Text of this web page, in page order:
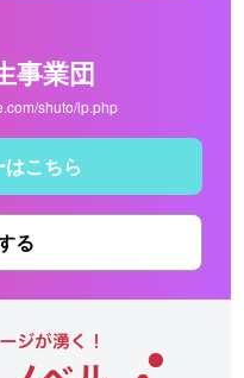
事業団
shuto/lp.php
こちら
る